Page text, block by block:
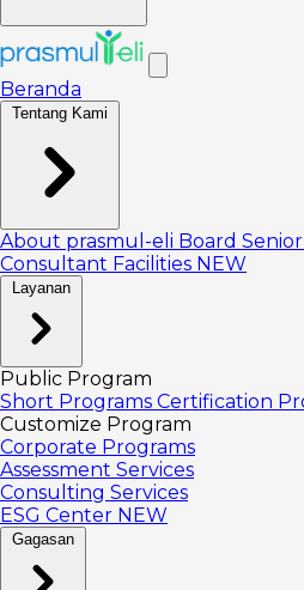
Beranda
Tentang Kami
About prasmul-eli Board
Consultant Facilities NEW
Layanan
Public Program
Short Programs Certification
Customize Program
Corporate Programs
Assessment Services
Consulting Services
ESG Center NEW
Gagasan